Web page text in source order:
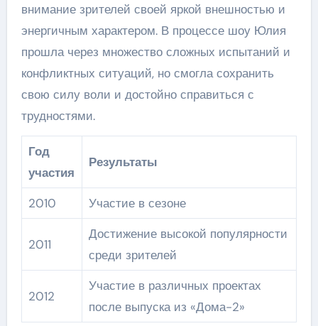
внимание зрителей своей яркой внешностью и
энергичным характером. В процессе шоу Юлия
прошла через множество сложных испытаний и
конфликтных ситуаций, но смогла сохранить
свою силу воли и достойно справиться с
трудностями.
Год
участия
Результаты
2010 Участие в сезоне
2011
Достижение высокой популярности
среди зрителей
2012
Участие в различных проектах
после выпуска из «Дома-2»